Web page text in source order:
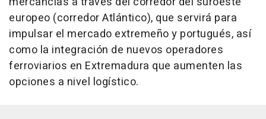
europeo (corredor Atlántico), que servirá para
impulsar el mercado extremeño y portugués, así
como la integración de nuevos operadores
ferroviarios en Extremadura que aumenten las
opciones a nivel logístico.